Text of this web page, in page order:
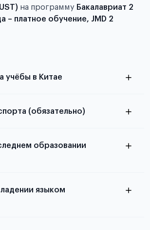
на программу Бакалавриат 2
– платное обучение, JMD 2
учёбы в Китае
учёбы в Китае
(обязательно)
образовании
о том, какие документы
языком